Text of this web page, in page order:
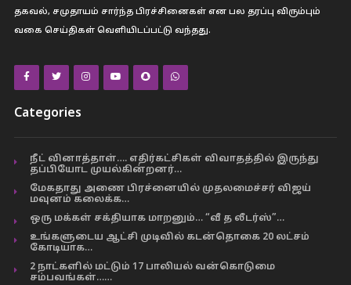
தகவல், சமுதாயம் சார்ந்த பிரச்சினைகள் என பல தரப்பு விரும்பும்
வகை செய்திகள் வெளியிடப்பட்டு வந்தது.
Categories
நீட் வினாத்தாள்…. எதிர்கட்சிகள் விவாதத்தில் இருந்து
தப்பியோட முயல்கின்றனர்…
மேகதாது அணை பிரச்னையில் முதலமைச்சர் விஜய்
மவுனம் கலைக்க…
ஒரு மக்கள் சக்தியாக மாறனும்… “வீ த லீடர்ஸ்”…
உங்களுடைய ஆட்சி முடிவில் கடன்தொகை 20 லட்சம்
கோடியாக…
2 நாட்களில் மட்டும் 17 பாலியல் வன்கொடுமை
சம்பவங்கள்……